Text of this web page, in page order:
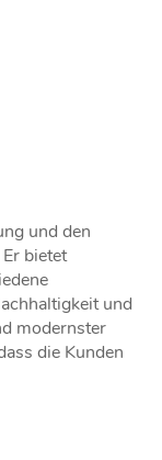
und den
bietet
und
modernster
die Kunden